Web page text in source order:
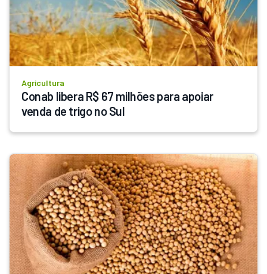
Agricultura
Conab libera R$ 67 milhões para apoiar
venda de trigo no Sul